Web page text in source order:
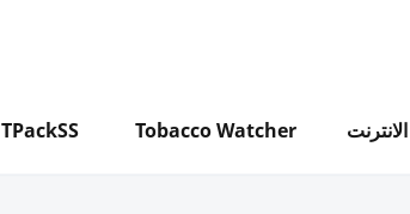
Tobacco Watcher
TPackSS